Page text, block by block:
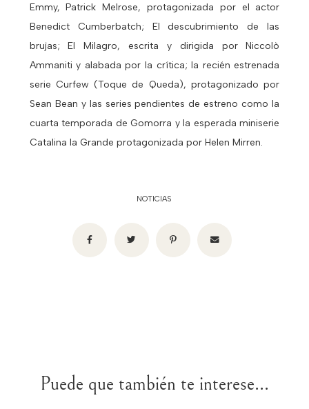
Emmy, Patrick Melrose, protagonizada por el actor
Benedict Cumberbatch; El descubrimiento de las
brujas; El Milagro, escrita y dirigida por Niccolò
Ammaniti y alabada por la crítica; la recién estrenada
serie Curfew (Toque de Queda), protagonizado por
Sean Bean y las series pendientes de estreno como la
cuarta temporada de Gomorra y la esperada miniserie
Catalina la Grande protagonizada por Helen Mirren.
NOTICIAS
Puede que también te interese...